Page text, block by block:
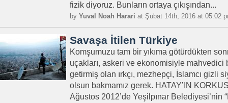
fizik diyoruz. Bunların ortaya çıkışından...
by Yuval Noah Harari at Şubat 14th, 2016 at 05:02
Savaşa İtilen Türkiye
Komşumuzu tam bir yıkıma götürdükten
uçakları, askeri ve ekonomisiyle mahvedici
getirmiş olan ırkçı, mezhepçi, İslamcı gizli
olsun bakmamız gerek. HATAY’IN
Ağustos 2012’de Yeşilpınar Belediyesi’nin